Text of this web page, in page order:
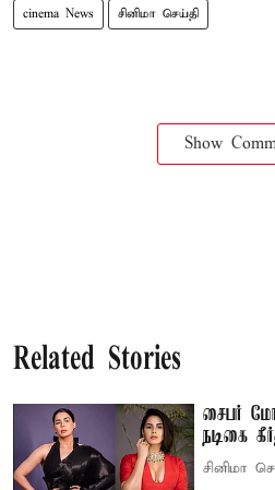
cinema News சினிமா செய்தி
Show
Related Stories
சைபர்
நடிகை
சினிமா